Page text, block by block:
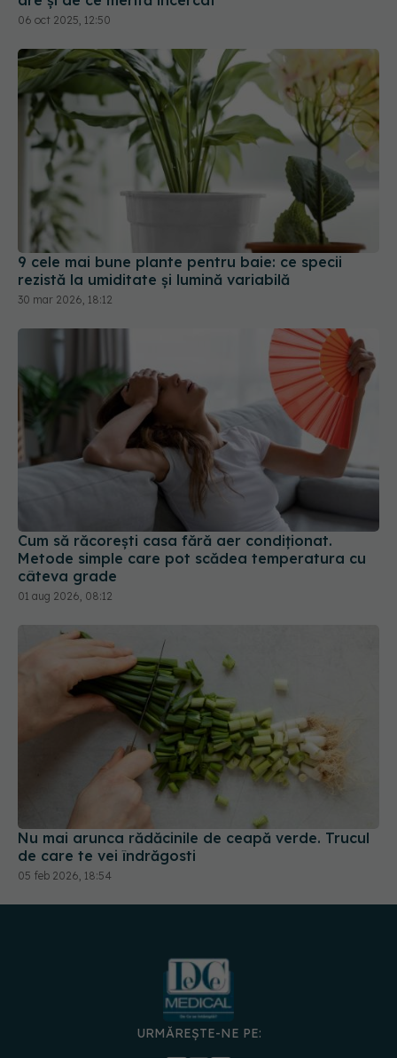
06 oct 2025, 12:50
9 cele mai bune plante pentru baie: ce specii
rezistă la umiditate și lumină variabilă
30 mar 2026, 18:12
Cum să răcorești casa fără aer condiționat.
Metode simple care pot scădea temperatura cu
câteva grade
01 aug 2026, 08:12
Nu mai arunca rădăcinile de ceapă verde. Trucul
de care te vei îndrăgosti
05 feb 2026, 18:54
URMĂREȘTE-NE PE: